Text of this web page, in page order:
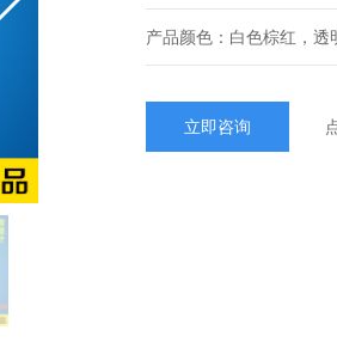
产品颜色：白色棕红，透
立即咨询